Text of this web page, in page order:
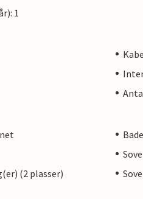
1
(2 plasser)